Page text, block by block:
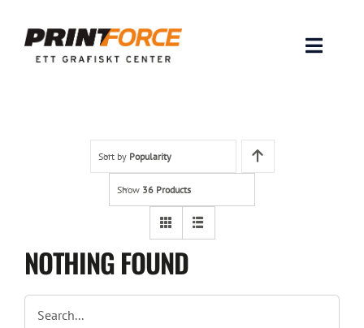
content
Toggle
INSPIRATION
Om oss
Sort by Popularity
Show 36 Products
NOTHING FOUND